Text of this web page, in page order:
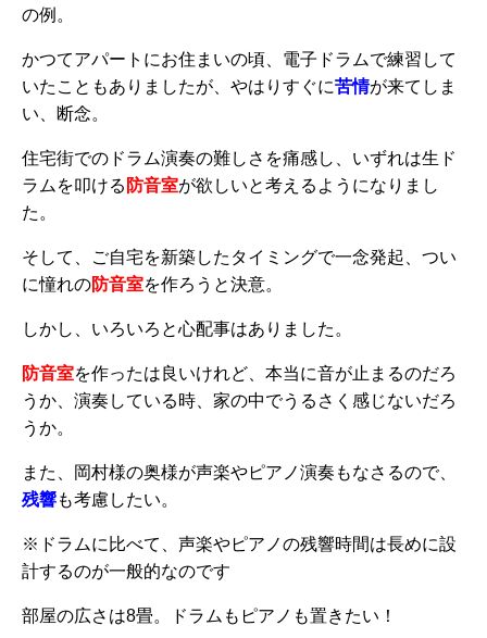
の例。
かつてアパートにお住まいの頃、電子ドラムで練習して
いたこともありましたが、やはりすぐに苦情が来てしま
い、断念。
住宅街でのドラム演奏の難しさを痛感し、いずれは生ド
ラムを叩ける 防音室が欲しいと考えるようになりまし
た。
そして、ご自宅を新築したタイミングで一念発起、つい
に憧れの防音室を作ろうと決意。
しかし、いろいろと心配事はありました。
防音室を作ったは良いけれど、本当に音が止まるのだろ
うか、演奏している時、家の中でうるさく感じないだろ
うか。
また、岡村様の奥様が声楽やピアノ演奏もなさるので、
残響も考慮したい。
※ドラムに比べて、声楽やピアノの残響時間は長めに設
計するのが一般的なのです
部屋の広さは8畳。ドラムもピアノも置きたい！